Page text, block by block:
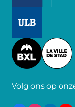
Image
Volg ons op